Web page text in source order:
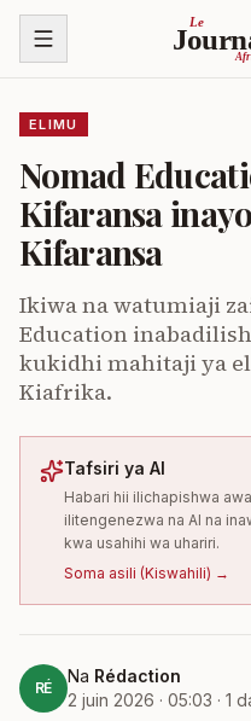
Ruka kwenye yaliyomo
Le
ELIMU
Nomad
Kifaransa
Kifaransa
Ikiwa na watumiaji
Education
kukidhi mahitaji ya
Kiafrika.
Tafsiri ya AI
Habari hii ilichapishwa
ilitengenezwa na AI na
kwa usahihi wa uhariri.
Soma asili (Kiswahili) →
RÉ
Na Rédaction
2 juin 2026 · 05:03 · 1